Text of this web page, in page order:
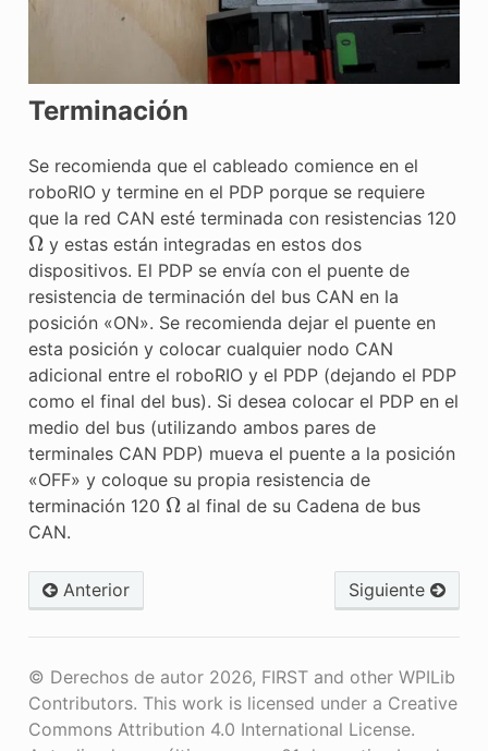
Terminación
Se recomienda que el cableado comience en el
roboRIO y termine en el PDP porque se requiere
que la red CAN esté terminada con resistencias 120
Ω y estas están integradas en estos dos
dispositivos. El PDP se envía con el puente de
resistencia de terminación del bus CAN en la
posición «ON». Se recomienda dejar el puente en
esta posición y colocar cualquier nodo CAN
adicional entre el roboRIO y el PDP (dejando el PDP
como el final del bus). Si desea colocar el PDP en el
medio del bus (utilizando ambos pares de
terminales CAN PDP) mueva el puente a la posición
«OFF» y coloque su propia resistencia de
terminación 120 Ω al final de su Cadena de bus
CAN.
Anterior Siguiente
© Derechos de autor 2026, FIRST and other WPILib
Contributors. This work is licensed under a Creative
Commons Attribution 4.0 International License.